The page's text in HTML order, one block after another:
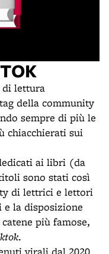
di lettura
della community
sempre di più le
chiacchierati sui
ai libri (da
sono stati così
di lettrici e lettori
la disposizione
più famose,
.